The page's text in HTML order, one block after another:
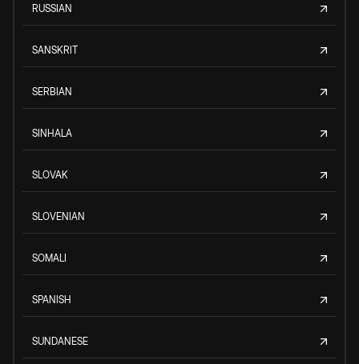
RUSSIAN
SANSKRIT
SERBIAN
SINHALA
SLOVAK
SLOVENIAN
SOMALI
SPANISH
SUNDANESE